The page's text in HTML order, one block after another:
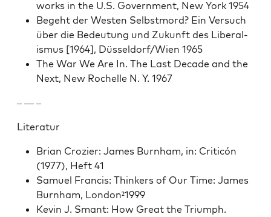
works in the U.S. Gov­ern­ment, New York 1954
Bege­ht der West­en Selb­st­mord? Ein Ver­such
über die Bedeu­tung und Zukun­ft des Lib­er­al­
is­mus [1964], Düsseldorf/Wien 1965
The War We Are In. The Last Decade and the
Next, New Rochelle N. Y. 1967
– — –
Lit­er­atur
Bri­an Crozi­er: James Burn­ham, in: Crit­icón
(1977), Heft 41
Samuel Fran­cis: Thinkers of Our Time: James
Burn­ham, London²1999
Kevin J. Smant: How Great the Tri­umph.